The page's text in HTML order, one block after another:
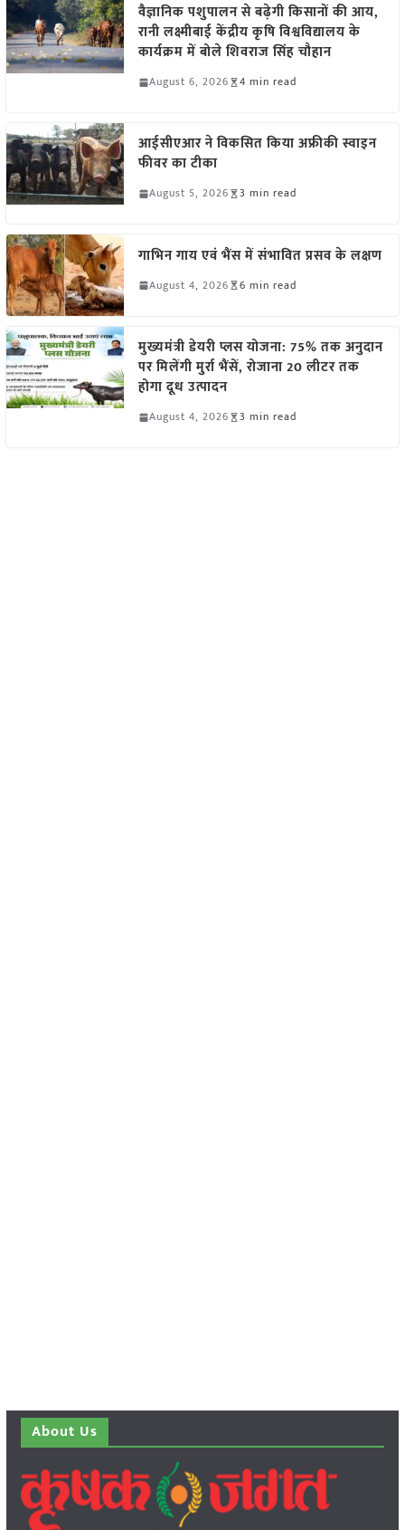
वैज्ञानिक पशुपालन से बढ़ेगी किसानों की आय,
रानी लक्ष्मीबाई केंद्रीय कृषि विश्वविद्यालय के
कार्यक्रम में बोले शिवराज सिंह चौहान
August 6, 2026 4 min read
आईसीएआर ने विकसित किया अफ्रीकी स्वाइन
फीवर का टीका
August 5, 2026 3 min read
गाभिन गाय एवं भैंस में संभावित प्रसव के लक्षण
August 4, 2026 6 min read
मुख्यमंत्री डेयरी प्लस योजना: 75% तक अनुदान
पर मिलेंगी मुर्रा भैंसें, रोजाना 20 लीटर तक
होगा दूध उत्पादन
August 4, 2026 3 min read
About Us